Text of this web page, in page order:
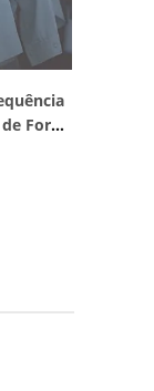
For
da